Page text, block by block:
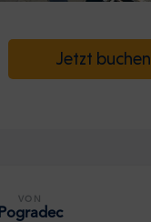
Jetzt buchen
VON
Pogradec